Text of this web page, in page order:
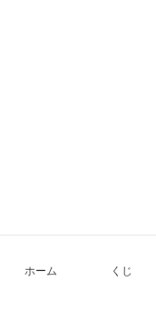
ホーム くじ